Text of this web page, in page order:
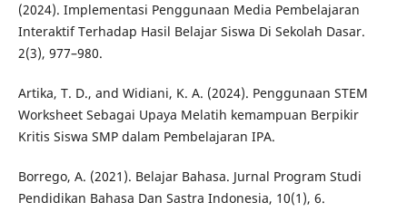
(2024). Implementasi Penggunaan Media Pembelajaran
Interaktif Terhadap Hasil Belajar Siswa Di Sekolah Dasar.
2(3), 977–980.
Artika, T. D., and Widiani, K. A. (2024). Penggunaan STEM
Worksheet Sebagai Upaya Melatih kemampuan Berpikir
Kritis Siswa SMP dalam Pembelajaran IPA.
Borrego, A. (2021). Belajar Bahasa. Jurnal Program Studi
Pendidikan Bahasa Dan Sastra Indonesia, 10(1), 6.